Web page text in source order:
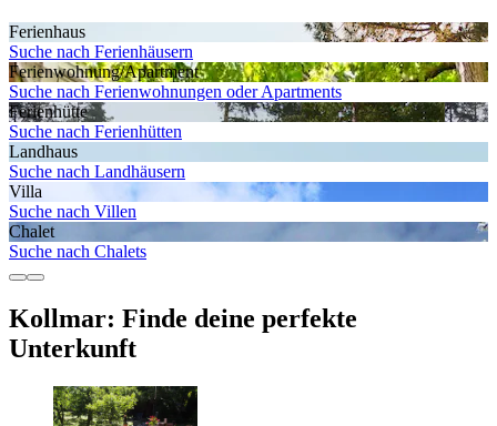
Ferienhaus
Suche nach Ferienhäusern
Ferienwohnung/Apartment
Suche nach Ferienwohnungen oder Apartments
Ferienhütte
Suche nach Ferienhütten
Landhaus
Suche nach Landhäusern
Villa
Suche nach Villen
Chalet
Suche nach Chalets
Kollmar: Finde deine perfekte
Unterkunft